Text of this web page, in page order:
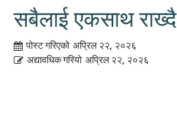
सबैलाई एकसाथ राख्दै
पोस्ट गरिएको अप्रिल २२, २०२६
अद्यावधिक गरियो अप्रिल २२, २०२६